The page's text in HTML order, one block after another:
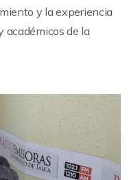
y la experiencia
académicos de la